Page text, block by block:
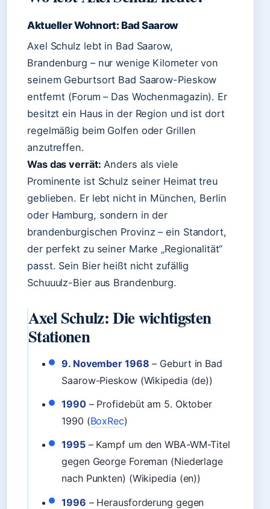
Aktueller Wohnort: Bad Saarow
Axel Schulz lebt in Bad Saarow,
Brandenburg – nur wenige Kilometer von
seinem Geburtsort Bad Saarow-Pieskow
entfernt (Forum – Das Wochenmagazin). Er
besitzt ein Haus in der Region und ist dort
regelmäßig beim Golfen oder Grillen
anzutreffen.
Was das verrät: Anders als viele
Prominente ist Schulz seiner Heimat treu
geblieben. Er lebt nicht in München, Berlin
oder Hamburg, sondern in der
brandenburgischen Provinz – ein Standort,
der perfekt zu seiner Marke „Regionalität“
passt. Sein Bier heißt nicht zufällig
Schuuulz-Bier aus Brandenburg.
Axel Schulz: Die wichtigsten
Stationen
9. November 1968 – Geburt in Bad
Saarow-Pieskow (Wikipedia (de))
1990– Profidebüt am 5. Oktober
1990 (BoxRec)
1995– Kampf um den WBA-WM-Titel
gegen George Foreman (Niederlage
nach Punkten) (Wikipedia (en))
1996 – Herausforderung gegen